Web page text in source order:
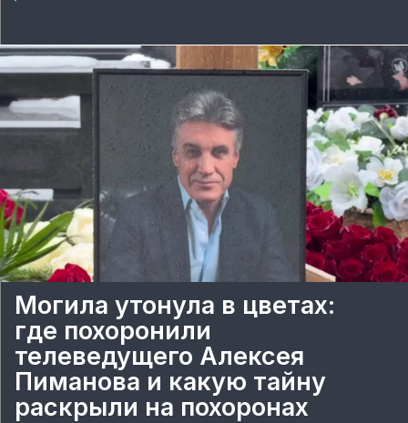
Могила утонула в цветах:
где похоронили
телеведущего Алексея
Пиманова и какую тайну
раскрыли на похоронах